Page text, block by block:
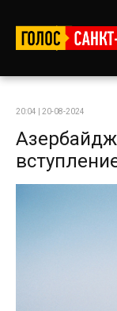
20:04 | 20-08-2024